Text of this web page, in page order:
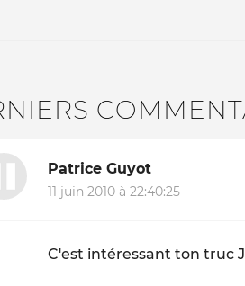
Patrice Guyot
11 juin 2010 à 22:40:25
C'est intéressant ton truc